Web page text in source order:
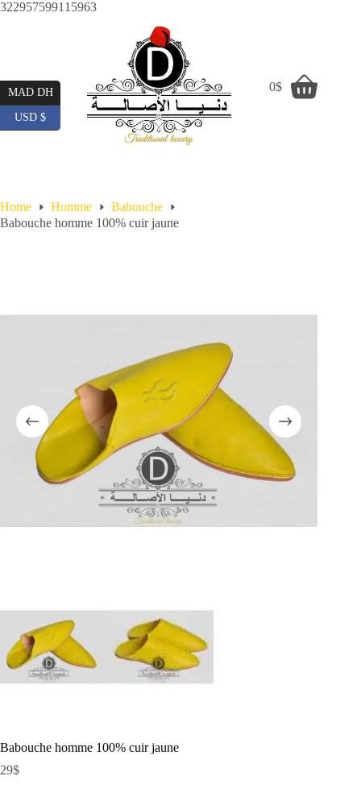
322957599115963Skip
Shopping
0$
Home Homme
Babouche
Babouche homme 100% cuir jaune
Babouche homme 100% cuir jaune
29$
MAD DH
USD $